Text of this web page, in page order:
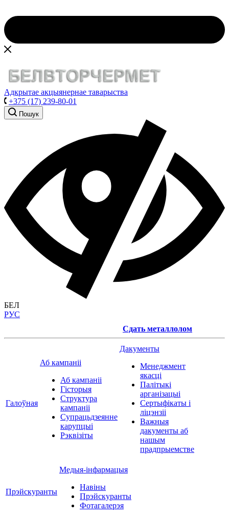
Адкрытае акцыянернае таварыства
+375 (17) 239-80-01
Пошук
БЕЛ
РУС
Сдать металлолом
Галоўная
Аб кампаніі
Аб кампаніі
Гісторыя
Структура
кампаніі
Супрацьдзеянне
карупцыі
Рэквізіты
Дакументы
Менеджмент
якасці
Палітыкі
арганізацыі
Сертыфікаты і
ліцэнзіі
Важныя
дакументы аб
нашым
прадпрыемстве
Прэйскуранты
Медыя-інфармацыя
Навіны
Прэйскуранты
Фотагалерэя